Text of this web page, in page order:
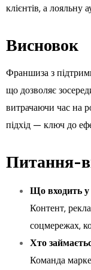
клієнтів, а лояльну
Висновок
Франшиза з
що дозволяє
витрачаючи час на
підхід — ключ до
Питання-
Що входить у
Контент,
соцмережах,
Хто
Команда